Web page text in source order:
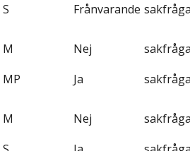
S Frånvarande
M Nej
MP Ja
M Nej